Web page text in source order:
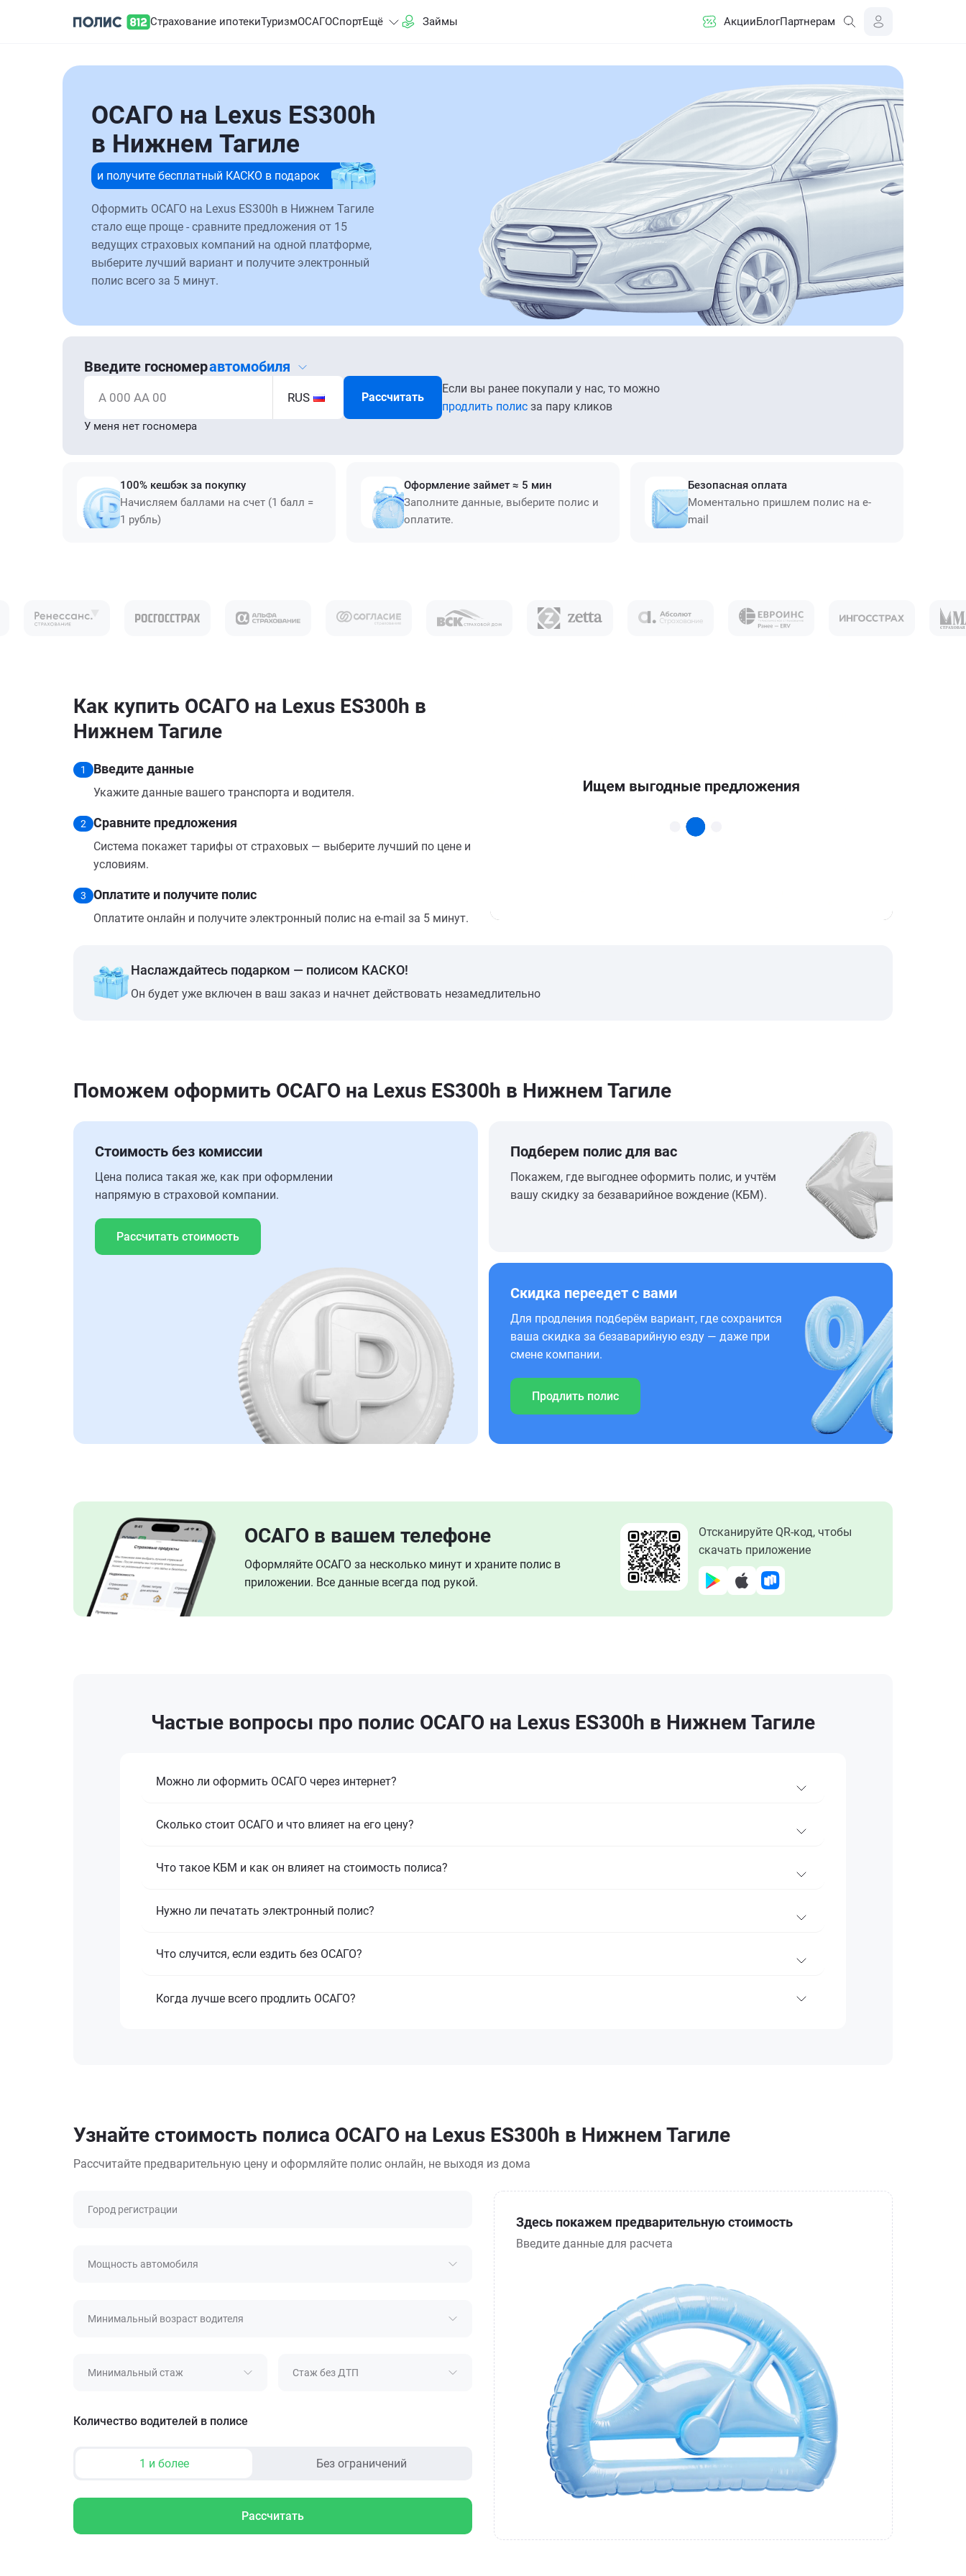
Страхование ипотекиТуризмОСАГОСпортЕщё Займы АкцииБлогПартнерам
ОСАГО на Lexus ES300h
в Нижнем Тагиле
и получите бесплатный КАСКО в подарок
Оформить ОСАГО на Lexus ES300h в Нижнем Тагиле
стало еще проще - сравните предложения от 15
ведущих страховых компаний на одной платформе,
выберите лучший вариант и получите электронный
полис всего за 5 минут.
Введите госномеравтомобиля
А 000 АА 00 RUS Рассчитать
Если вы ранее покупали у нас, то можно
продлить полис за пару кликов
У меня нет госномера
100% кешбэк за покупку
Начисляем баллами на счет (1 балл =
1 рубль)
Оформление займет ≈ 5 мин
Заполните данные, выберите полис и
оплатите.
Безопасная оплата
Моментально пришлем полис на e-
mail
Как купить ОСАГО на Lexus ES300h в
Нижнем Тагиле
1 Введите данные
Укажите данные вашего транспорта и водителя.
2 Сравните предложения
Система покажет тарифы от страховых — выберите лучший по цене и
условиям.
3 Оплатите и получите полис
Оплатите онлайн и получите электронный полис на e-mail за 5 минут.
Наслаждайтесь подарком — полисом КАСКО!
Он будет уже включен в ваш заказ и начнет действовать незамедлительно
Поможем оформить ОСАГО на Lexus ES300h в Нижнем Тагиле
Стоимость без комиссии
Цена полиса такая же, как при оформлении
напрямую в страховой компании.
Рассчитать стоимость
Подберем полис для вас
Покажем, где выгоднее оформить полис, и учтём
вашу скидку за безаварийное вождение (КБМ).
Скидка переедет с вами
Для продления подберём вариант, где сохранится
ваша скидка за безаварийную езду — даже при
смене компании.
Продлить полис
ОСАГО в вашем телефоне
Оформляйте ОСАГО за несколько минут и храните полис в
приложении. Все данные всегда под рукой.
Отсканируйте QR-код, чтобы
скачать приложение
Частые вопросы про полис ОСАГО на Lexus ES300h в Нижнем Тагиле
Можно ли оформить ОСАГО через интернет?
Сколько стоит ОСАГО и что влияет на его цену?
Что такое КБМ и как он влияет на стоимость полиса?
Нужно ли печатать электронный полис?
Что случится, если ездить без ОСАГО?
Когда лучше всего продлить ОСАГО?
Узнайте стоимость полиса ОСАГО на Lexus ES300h в Нижнем Тагиле
Рассчитайте предварительную цену и оформляйте полис онлайн, не выходя из дома
Город регистрации
Мощность автомобиля
Минимальный возраст водителя
Минимальный стаж Стаж без ДТП
Количество водителей в полисе
1 и более Без ограничений
Рассчитать
Здесь покажем предварительную стоимость
Введите данные для расчета